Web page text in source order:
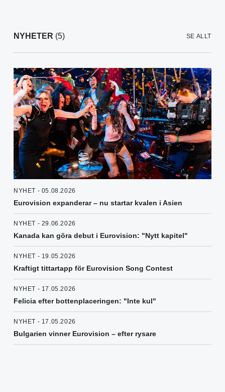
NYHETER (5) SE ALLT
NYHET - 05.08.2026
Eurovision expanderar – nu startar kvalen i Asien
NYHET - 29.06.2026
Kanada kan göra debut i Eurovision: "Nytt kapitel"
NYHET - 19.05.2026
Kraftigt tittartapp för Eurovision Song Contest
NYHET - 17.05.2026
Felicia efter bottenplaceringen: "Inte kul"
NYHET - 17.05.2026
Bulgarien vinner Eurovision – efter rysare